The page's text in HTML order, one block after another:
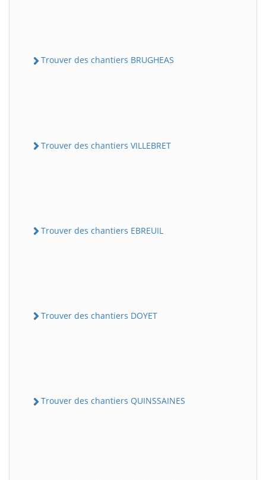
Trouver des chantiers BRUGHEAS
Trouver des chantiers VILLEBRET
Trouver des chantiers EBREUIL
Trouver des chantiers DOYET
Trouver des chantiers QUINSSAINES